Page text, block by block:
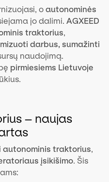
o autonominės
jo dalimi. AGXEED
traktorius,
darbus, sumažinti
naudojimą.
pirmiesiems Lietuvoje
– naujas
autonominis traktorius,
įsikišimo. Šis